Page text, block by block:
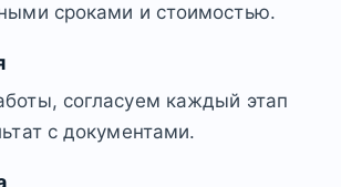
сроками и стоимостью.
согласуем каждый этап
с документами.